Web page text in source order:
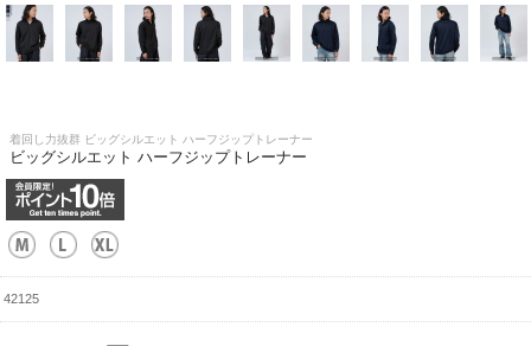
着回し力抜群 ビッグシルエット ハーフジップトレーナー
ビッグシルエット ハーフジップトレーナー
42125